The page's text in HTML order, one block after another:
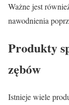
Ważne jest
nawodnienia
Produkty
zębów
Istnieje wiele